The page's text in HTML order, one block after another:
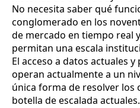
No necesita saber qué
conglomerado en los
de mercado en tiempo real
permitan una escala
El acceso a datos actuales
operan actualmente a un
única forma de resolver los
botella de escalada actuales.